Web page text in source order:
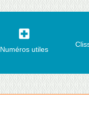
local_hospital
Numéros utiles